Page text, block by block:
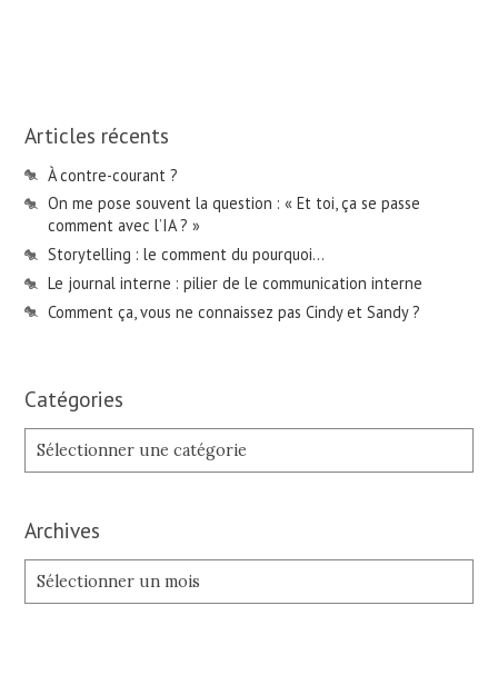
Articles récents
À contre-courant ?
On me pose souvent la question : « Et toi, ça se passe
comment avec l’IA ? »
Storytelling : le comment du pourquoi…
Le journal interne : pilier de le communication interne
Comment ça, vous ne connaissez pas Cindy et Sandy ?
Catégories
Catégories
Archives
Archives